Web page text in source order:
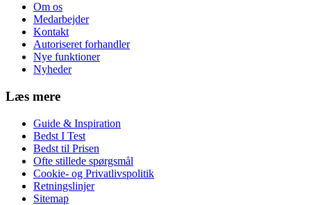
Om os
Medarbejder
Kontakt
Autoriseret forhandler
Nye funktioner
Nyheder
Læs mere
Guide & Inspiration
Bedst I Test
Bedst til Prisen
Ofte stillede spørgsmål
Cookie- og Privatlivspolitik
Retningslinjer
Sitemap